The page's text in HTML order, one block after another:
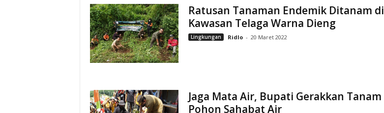
Ratusan Tanaman Endemik Ditanam di
Kawasan Telaga Warna Dieng
Lingkungan Ridlo - 20 Maret 2022
Jaga Mata Air, Bupati Gerakkan Tanam
Pohon Sahabat Air